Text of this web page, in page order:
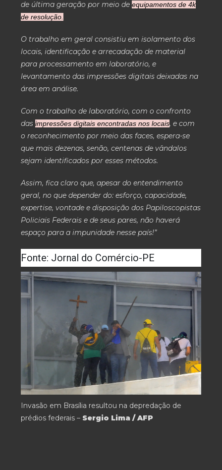
de última geração por meio deequipamentos de 4k
de resolução.
O trabalho em geral consistiu em isolamento dos
locais, identificação e arrecadação de material
para processamento em laboratório, e
levantamento das impressões digitais deixadas na
área em análise.
Com o trabalho de laboratório, com o confronto
dasimpressões digitais encontradas nos locais, e com
o reconhecimento por meio das faces, espera-se
que mais dezenas, senão, centenas de vândalos
sejam identificados por esses métodos.
Assim, fica claro que, apesar do entendimento
geral, no que depender do: esforço, capacidade,
expertise, vontade e disposição dos Papiloscopistas
Policiais Federais e de seus pares, não haverá
espaço para a impunidade nesse país!”
Fonte: Jornal do Comércio-PE
Invasão em Brasília resultou na depredação de
prédios federais – Sergio Lima / AFP